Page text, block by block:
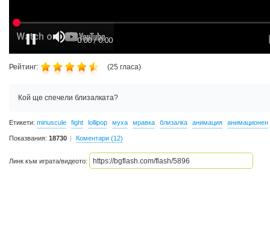
Рейтинг: (25 гласа)
Кой ще спечели близалката?
Етикети: minuscule fight lollipop муха мравка близалка анимация анимационен
Показвания: 18730 Коментари (12)
Линк към играта/видеото: